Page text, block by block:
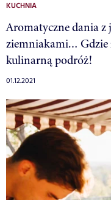
KUCHNIA
Aromatyczne dania
ziemniakami… Gdzie
kulinarną podróż!
01.12.2021